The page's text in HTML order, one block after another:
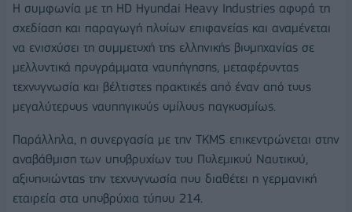
Η συμφωνία με τη HD Hyundai Heavy Industries αφορά τη
σχεδίαση και παραγωγή πλοίων επιφανείας και αναμένεται
να ενισχύσει τη συμμετοχή της ελληνικής βιομηχανίας σε
μελλοντικά προγράμματα ναυπήγησης, μεταφέροντας
τεχνογνωσία και βέλτιστες πρακτικές από έναν από τους
μεγαλύτερους ναυπηγικούς ομίλους παγκοσμίως.
Παράλληλα, η συνεργασία με την TKMS επικεντρώνεται στην
αναβάθμιση των υποβρυχίων του Πολεμικού Ναυτικού,
αξιοποιώντας την τεχνογνωσία που διαθέτει η γερμανική
εταιρεία στα υποβρύχια τύπου 214.